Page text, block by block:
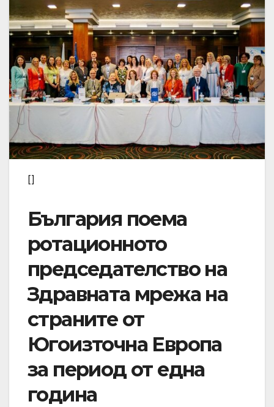
[]
България поема
ротационното
председателство на
Здравната мрежа на
страните от
Югоизточна Европа
за период от една
година